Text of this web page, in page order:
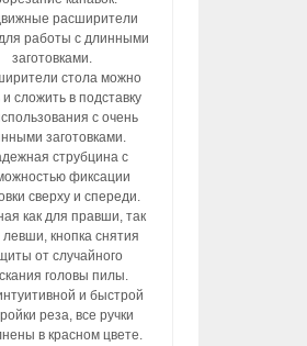
расширители
работы с длинными
заготовками.
стола можно
сложить в подставку
с очень
заготовками.
струбцина с
фиксации
сверху и спереди.
как для правши, так
кнопка снятия
от случайного
головы пилы.
и быстрой
реза, все ручки
в красном цвете.